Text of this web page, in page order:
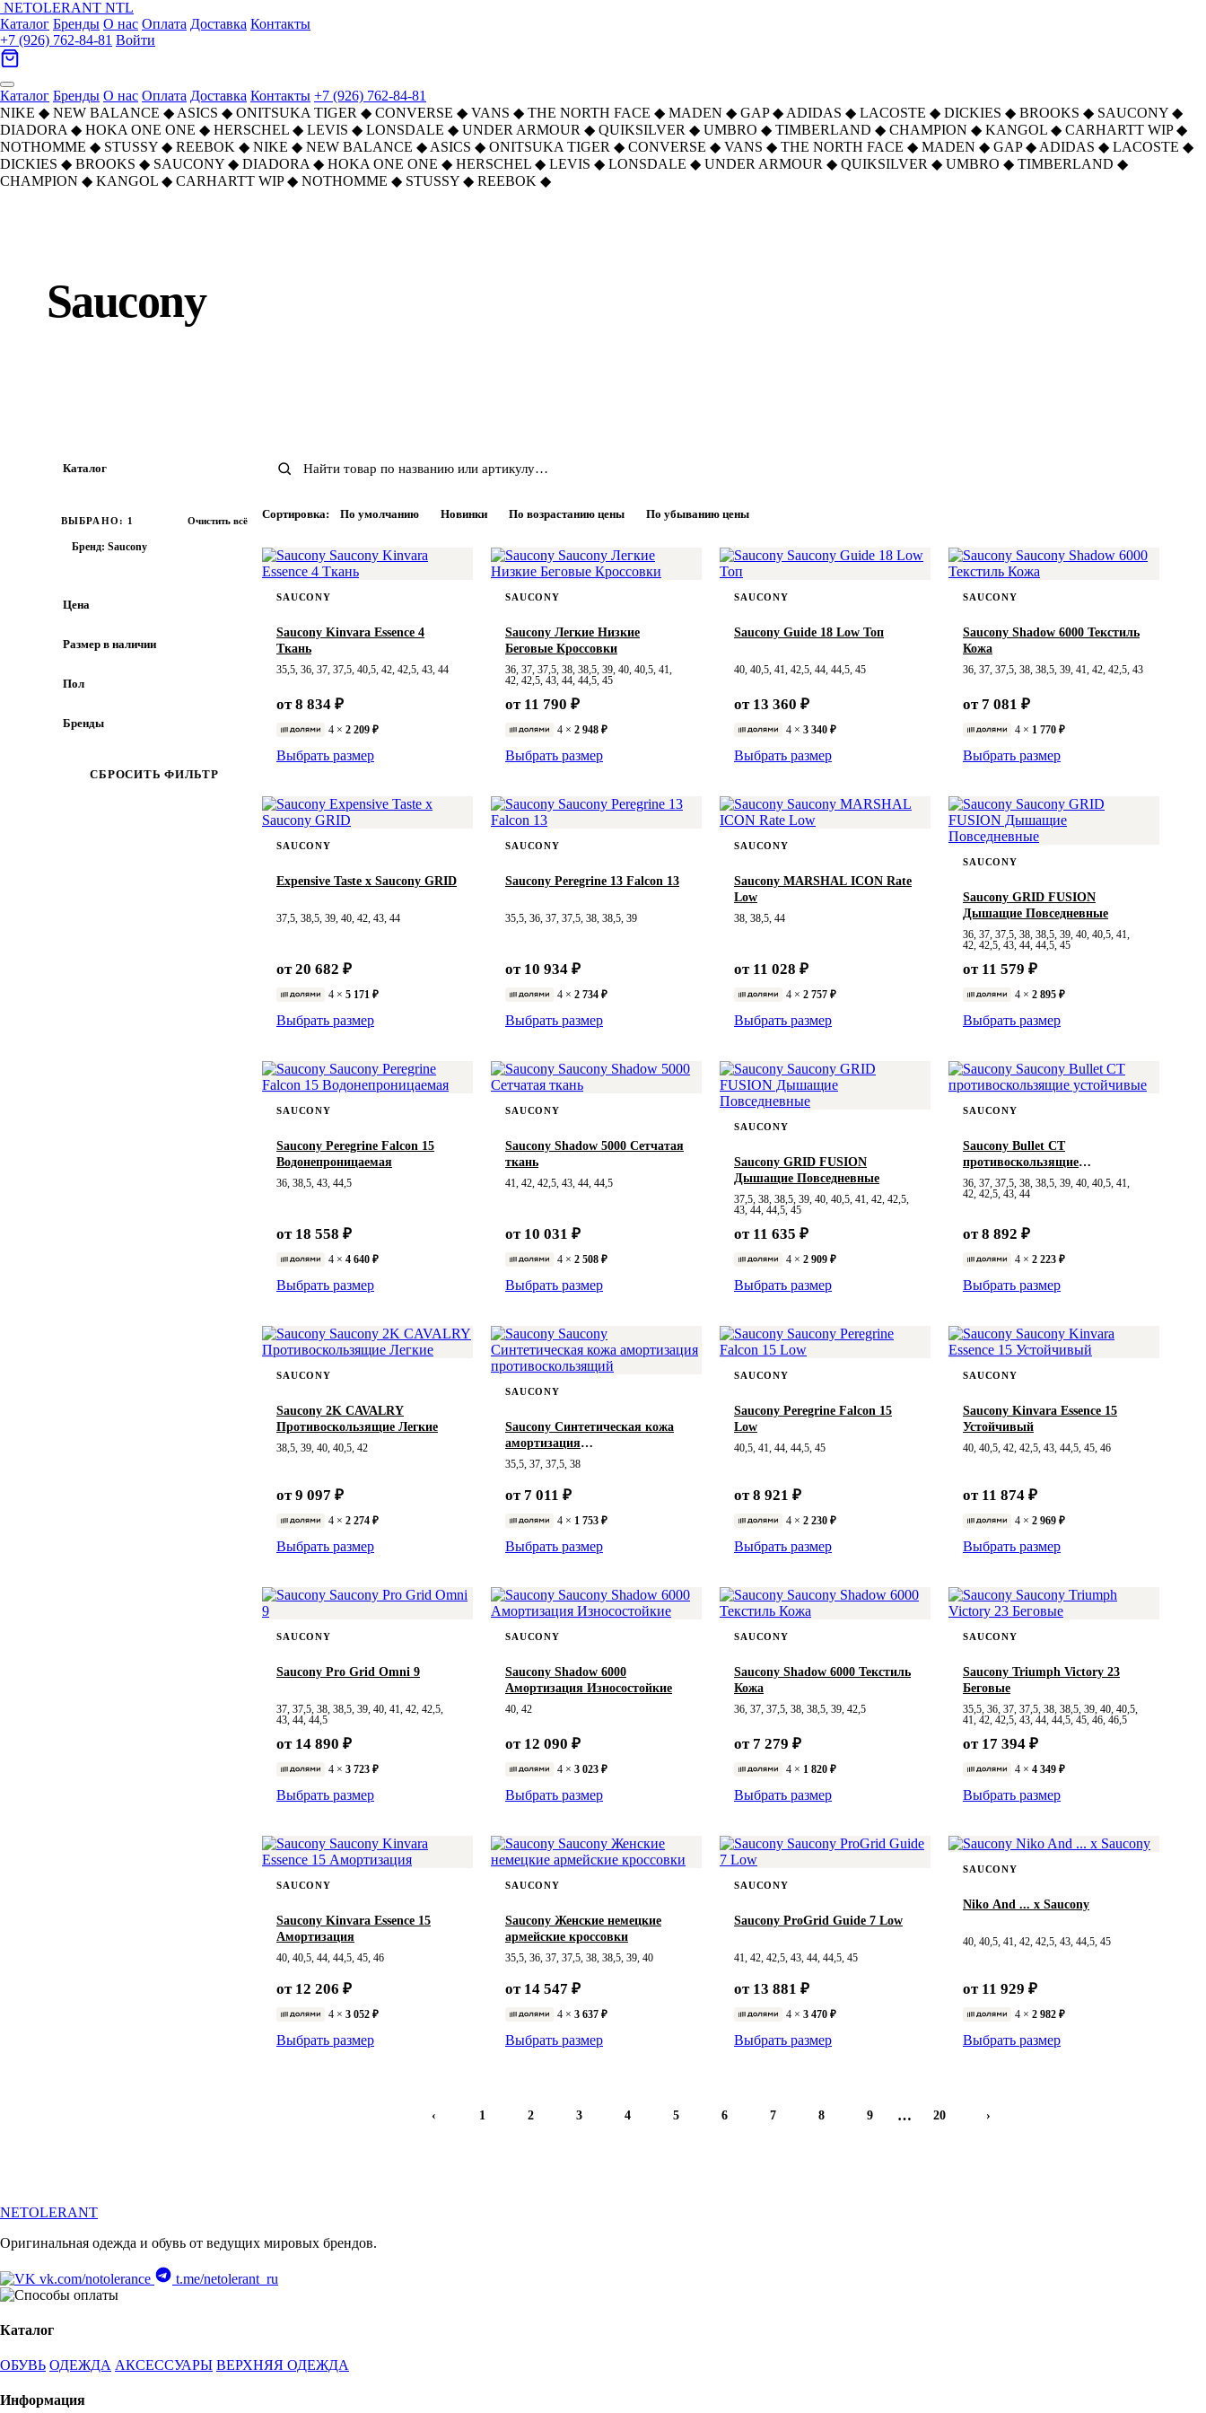
NETOLERANT NTL
Каталог Бренды О нас Оплата Доставка Контакты
+7 (926) 762-84-81 Войти
Каталог Бренды О нас Оплата Доставка Контакты +7 (926) 762-84-81
NIKE ◆ NEW BALANCE ◆ ASICS ◆ ONITSUKA TIGER ◆ CONVERSE ◆ VANS ◆ THE NORTH FACE ◆ MADEN ◆ GAP ◆ ADIDAS ◆ LACOSTE ◆ DICKIES ◆ BROOKS ◆ SAUCONY ◆
DIADORA ◆ HOKA ONE ONE ◆ HERSCHEL ◆ LEVIS ◆ LONSDALE ◆ UNDER ARMOUR ◆ QUIKSILVER ◆ UMBRO ◆ TIMBERLAND ◆ CHAMPION ◆ KANGOL ◆ CARHARTT WIP ◆
NOTHOMME ◆ STUSSY ◆ REEBOK ◆ NIKE ◆ NEW BALANCE ◆ ASICS ◆ ONITSUKA TIGER ◆ CONVERSE ◆ VANS ◆ THE NORTH FACE ◆ MADEN ◆ GAP ◆ ADIDAS ◆ LACOSTE ◆
DICKIES ◆ BROOKS ◆ SAUCONY ◆ DIADORA ◆ HOKA ONE ONE ◆ HERSCHEL ◆ LEVIS ◆ LONSDALE ◆ UNDER ARMOUR ◆ QUIKSILVER ◆ UMBRO ◆ TIMBERLAND ◆
CHAMPION ◆ KANGOL ◆ CARHARTT WIP ◆ NOTHOMME ◆ STUSSY ◆ REEBOK ◆
Saucony
Каталог
АКСЕССУАРЫ
ВЫБРАНО: 1 Очистить всё
Бренд: Saucony
Цена
Размер в наличии
35,5
41 42 42,5
Пол
Бренды
Carhartt WIP
Champion
СБРОСИТЬ ФИЛЬТР
Сортировка: По умолчанию Новинки По возрастанию цены По убыванию цены
SAUCONY
Saucony Kinvara Essence 4
Ткань
35,5, 36, 37, 37,5, 40,5, 42, 42,5, 43, 44
от 8 834 ₽
4 × 2 209 ₽
Выбрать размер
SAUCONY
Saucony Легкие Низкие
Беговые Кроссовки
36, 37, 37,5, 38, 38,5, 39, 40, 40,5, 41,
42, 42,5, 43, 44, 44,5, 45
от 11 790 ₽
4 × 2 948 ₽
Выбрать размер
SAUCONY
Saucony Guide 18 Low Топ
40, 40,5, 41, 42,5, 44, 44,5, 45
от 13 360 ₽
4 × 3 340 ₽
Выбрать размер
SAUCONY
Saucony Shadow 6000 Текстиль
Кожа
36, 37, 37,5, 38, 38,5, 39, 41, 42, 42,5, 43
от 7 081 ₽
4 × 1 770 ₽
Выбрать размер
SAUCONY
Expensive Taste x Saucony GRID
37,5, 38,5, 39, 40, 42, 43, 44
от 20 682 ₽
4 × 5 171 ₽
Выбрать размер
SAUCONY
Saucony Peregrine 13 Falcon 13
35,5, 36, 37, 37,5, 38, 38,5, 39
от 10 934 ₽
4 × 2 734 ₽
Выбрать размер
SAUCONY
Saucony MARSHAL ICON Rate
Low
38, 38,5, 44
от 11 028 ₽
4 × 2 757 ₽
Выбрать размер
SAUCONY
Saucony GRID FUSION
Дышащие Повседневные
36, 37, 37,5, 38, 38,5, 39, 40, 40,5, 41,
42, 42,5, 43, 44, 44,5, 45
от 11 579 ₽
4 × 2 895 ₽
Выбрать размер
SAUCONY
Saucony Peregrine Falcon 15
Водонепроницаемая
36, 38,5, 43, 44,5
от 18 558 ₽
4 × 4 640 ₽
Выбрать размер
SAUCONY
Saucony Shadow 5000 Сетчатая
ткань
41, 42, 42,5, 43, 44, 44,5
от 10 031 ₽
4 × 2 508 ₽
Выбрать размер
SAUCONY
Saucony GRID FUSION
Дышащие Повседневные
37,5, 38, 38,5, 39, 40, 40,5, 41, 42, 42,5,
43, 44, 44,5, 45
от 11 635 ₽
4 × 2 909 ₽
Выбрать размер
SAUCONY
Saucony Bullet CT
противоскользящие
устойчивые
36, 37, 37,5, 38, 38,5, 39, 40, 40,5, 41,
42, 42,5, 43, 44
от 8 892 ₽
4 × 2 223 ₽
Выбрать размер
SAUCONY
Saucony 2K CAVALRY
Противоскользящие Легкие
38,5, 39, 40, 40,5, 42
от 9 097 ₽
4 × 2 274 ₽
Выбрать размер
SAUCONY
Saucony Синтетическая кожа
амортизация
противоскользящий
35,5, 37, 37,5, 38
от 7 011 ₽
4 × 1 753 ₽
Выбрать размер
SAUCONY
Saucony Peregrine Falcon 15
Low
40,5, 41, 44, 44,5, 45
от 8 921 ₽
4 × 2 230 ₽
Выбрать размер
SAUCONY
Saucony Kinvara Essence 15
Устойчивый
40, 40,5, 42, 42,5, 43, 44,5, 45, 46
от 11 874 ₽
4 × 2 969 ₽
Выбрать размер
SAUCONY
Saucony Pro Grid Omni 9
37, 37,5, 38, 38,5, 39, 40, 41, 42, 42,5,
43, 44, 44,5
от 14 890 ₽
4 × 3 723 ₽
Выбрать размер
SAUCONY
Saucony Shadow 6000
Амортизация Износостойкие
40, 42
от 12 090 ₽
4 × 3 023 ₽
Выбрать размер
SAUCONY
Saucony Shadow 6000 Текстиль
Кожа
36, 37, 37,5, 38, 38,5, 39, 42,5
от 7 279 ₽
4 × 1 820 ₽
Выбрать размер
SAUCONY
Saucony Triumph Victory 23
Беговые
35,5, 36, 37, 37,5, 38, 38,5, 39, 40, 40,5,
41, 42, 42,5, 43, 44, 44,5, 45, 46, 46,5
от 17 394 ₽
4 × 4 349 ₽
Выбрать размер
SAUCONY
Saucony Kinvara Essence 15
Амортизация
40, 40,5, 44, 44,5, 45, 46
от 12 206 ₽
4 × 3 052 ₽
Выбрать размер
SAUCONY
Saucony Женские немецкие
армейские кроссовки
35,5, 36, 37, 37,5, 38, 38,5, 39, 40
от 14 547 ₽
4 × 3 637 ₽
Выбрать размер
SAUCONY
Saucony ProGrid Guide 7 Low
41, 42, 42,5, 43, 44, 44,5, 45
от 13 881 ₽
4 × 3 470 ₽
Выбрать размер
SAUCONY
Niko And ... x Saucony
40, 40,5, 41, 42, 42,5, 43, 44,5, 45
от 11 929 ₽
4 × 2 982 ₽
Выбрать размер
‹ 1 2 3 4 5 6 7 8 9 … 20 ›
NETOLERANT
Оригинальная одежда и обувь от ведущих мировых брендов.
vk.com/notolerance t.me/netolerant_ru
Каталог
ОБУВЬ ОДЕЖДА АКСЕССУАРЫ ВЕРХНЯЯ ОДЕЖДА
Информация